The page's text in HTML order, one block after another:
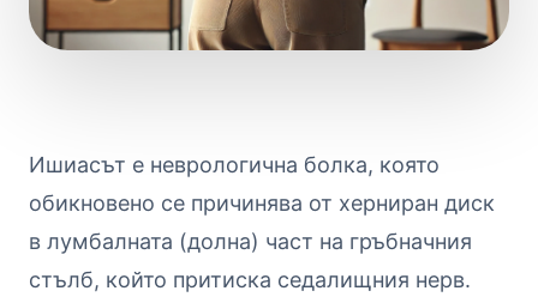
Ишиасът е неврологична болка, която
обикновено се причинява от херниран диск
в лумбалната (долна) част на гръбначния
стълб, който притиска седалищния нерв.